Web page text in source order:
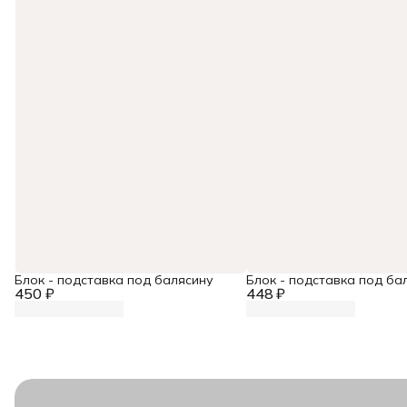
450 ₽
Блок - подставка под балясину
448 ₽
Блок - подставка под